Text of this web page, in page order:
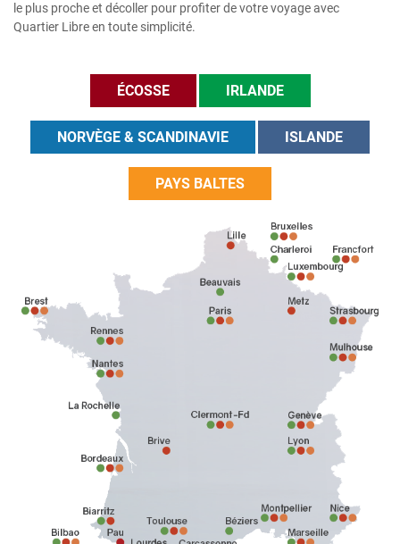
ÉCOSSE IRLANDE
NORVÈGE & SCANDINAVIE ISLANDE
PAYS BALTES
le plus proche et décoller pour profiter de votre voyage avec
Quartier Libre en toute simplicité.